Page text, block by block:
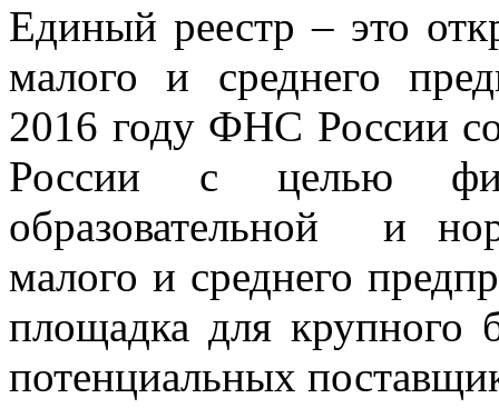
Единый реестр – это
малого и среднего
2016 году ФНС России
России с целью
образовательной и
малого и среднего
площадка для крупного
потенциальных